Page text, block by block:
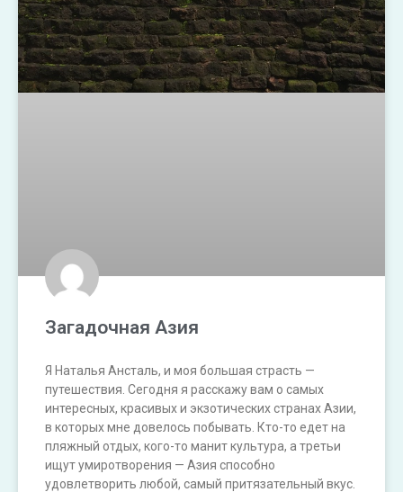
Загадочная Азия
Я Наталья Ансталь, и моя большая страсть —
путешествия. Сегодня я расскажу вам о самых
интересных, красивых и экзотических странах Азии,
в которых мне довелось побывать. Кто-то едет на
пляжный отдых, кого-то манит культура, а третьи
ищут умиротворения — Азия способно
удовлетворить любой, самый притязательный вкус.